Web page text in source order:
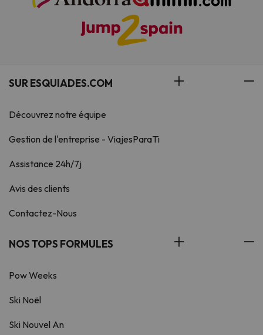
SUR ESQUIADES.COM
Découvrez notre équipe
Gestion de l'entreprise - ViajesParaTi
Assistance 24h/7j
Avis des clients
Contactez-Nous
NOS TOPS FORMULES
Pow Weeks
Ski Noël
Ski Nouvel An